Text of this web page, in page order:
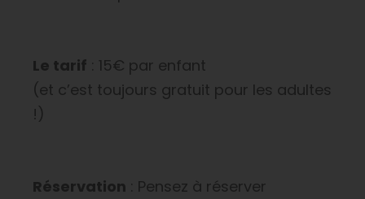
Le tarif : 15€ par enfant
(et c’est toujours gratuit pour les adultes
!)
Réservation : Pensez à réserver